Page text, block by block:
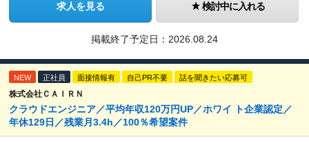
求人を見る 検討中に入れる
掲載終了予定日： 2026.08.24
NEW 正社員 面接情報有 自己PR不要 話を聞きたい応募可
株式会社ＣＡＩＲＮ
クラウドエンジニア／平均年収120万円UP／ホワイ ト企業認定／
年休129日／残業月3.4h／100％希望案件